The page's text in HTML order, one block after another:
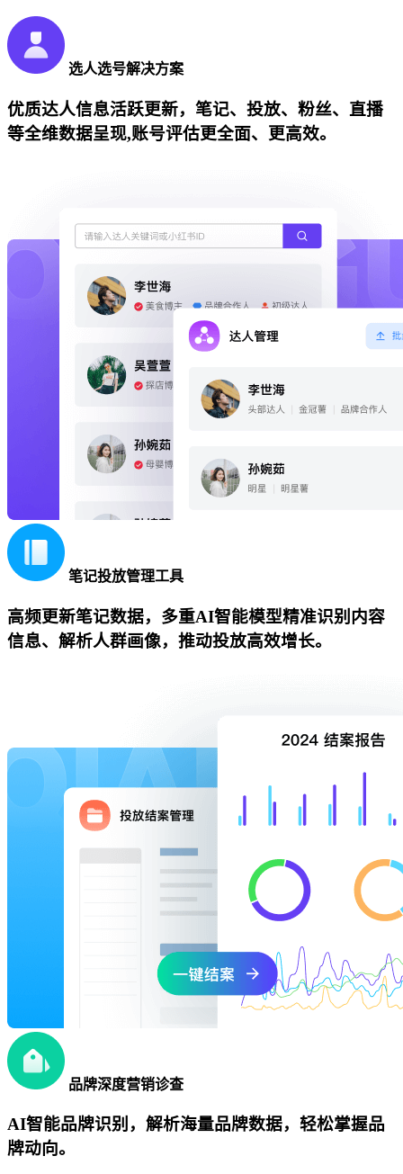
选人选号解决方案
优质达人信息活跃更新，笔记、投放、粉丝、直播
等全维数据呈现,账号评估更全面、更高效。
笔记投放管理工具
高频更新笔记数据，多重AI智能模型精准识别内容
信息、解析人群画像，推动投放高效增长。
品牌深度营销诊查
AI智能品牌识别，解析海量品牌数据，轻松掌握品
牌动向。